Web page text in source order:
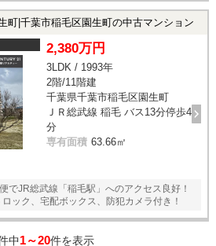
町|千葉市稲毛区園生町の中古マンション
2,380万円
3LDK / 1993年
2階/11階建
千葉県千葉市稲毛区園生町
ＪＲ総武線 稲毛 バス13分停歩4
分
専有面積 63.66㎡
でJR総武線「稲毛駅」へのアクセス良好！
ック、宅配ボックス、防犯カメラ付き！
中1～20件を表示